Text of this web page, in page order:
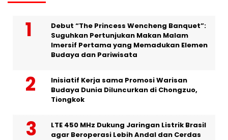
Debut “The Princess Wencheng Banquet”:
Suguhkan Pertunjukan Makan Malam
Imersif Pertama yang Memadukan Elemen
Budaya dan Pariwisata
Inisiatif Kerja sama Promosi Warisan
Budaya Dunia Diluncurkan di Chongzuo,
Tiongkok
LTE 450 MHz Dukung Jaringan Listrik Brasil
agar Beroperasi Lebih Andal dan Cerdas